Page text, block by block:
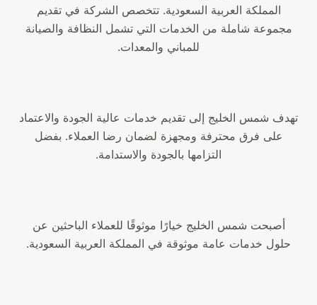
المملكة العربية السعودية. تتخصص الشركة في تقديم
مجموعة شاملة من الخدمات التي تشمل النظافة والصيانة
للمباني والمعدات.
تهدف شمس الخليج إلى تقديم خدمات عالية الجودة والاعتماد
على فرق محترفة ومجهزة لضمان رضا العملاء. بفضل
التزامها بالجودة والاستدامة.
أصبحت شمس الخليج خيارًا موثوقًا للعملاء الباحثين عن
حلول خدمات عامة موثوقة في المملكة العربية السعودية.